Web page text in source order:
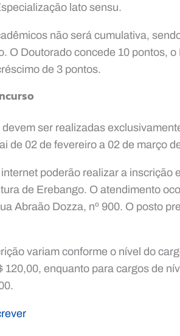
lato sensu.
não será cumulativa,
O Doutorado concede 10 pontos, o
de 3 pontos.
ser realizadas
de 02 de fevereiro a 02 de março
poderão realizar a inscrição
de Erebango. O atendimento
Abraão Dozza, nº 900. O posto
variam conforme o nível do
120,00, enquanto para cargos de